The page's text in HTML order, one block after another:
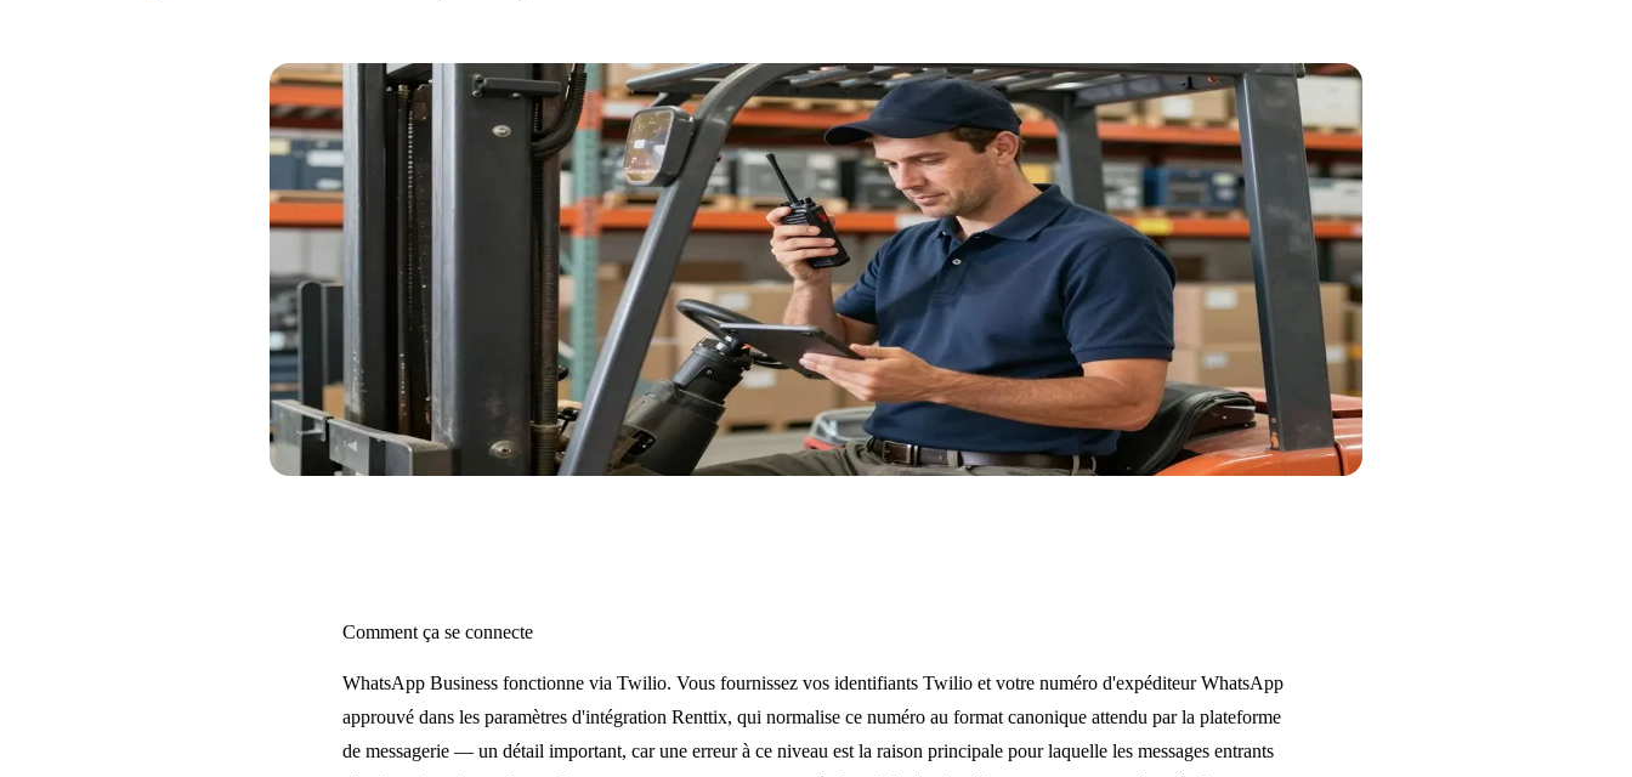
Comment ça se connecte
WhatsApp Business fonctionne via Twilio. Vous fournissez vos identifiants Twilio et votre numéro d'expéditeur WhatsApp
approuvé dans les paramètres d'intégration Renttix, qui normalise ce numéro au format canonique attendu par la plateforme
de messagerie — un détail important, car une erreur à ce niveau est la raison principale pour laquelle les messages entrants